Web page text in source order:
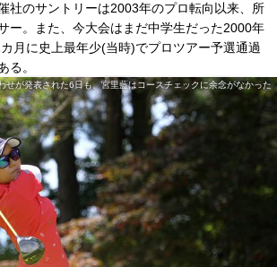
社のサントリーは2003年のプロ転向以来、所
ー。また、今大会はまだ中学生だった2000年
月に史上最年少(当時)でプロツアー予選通過
る。
せが発表された6日も、宮里藍はコースチェックに余念がなかった